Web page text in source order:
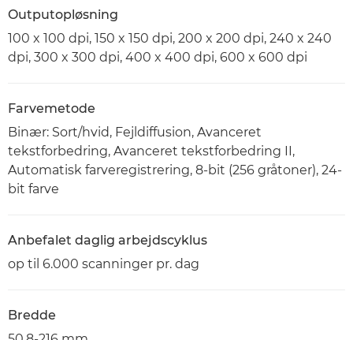
Outputopløsning
100 x 100 dpi, 150 x 150 dpi, 200 x 200 dpi, 240 x 240
dpi, 300 x 300 dpi, 400 x 400 dpi, 600 x 600 dpi
Farvemetode
Binær: Sort/hvid, Fejldiffusion, Avanceret
tekstforbedring, Avanceret tekstforbedring II,
Automatisk farveregistrering, 8-bit (256 gråtoner), 24-
bit farve
Anbefalet daglig arbejdscyklus
op til 6.000 scanninger pr. dag
Bredde